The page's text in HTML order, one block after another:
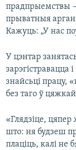
прадпрыемствы —
прыватныя
Кажуць: „У нас
У цэнтар
зарэгістравацца
знайсьці працу,
без таго ў
«Глядзіце,
што: ня будзеш
плаціць, калі не